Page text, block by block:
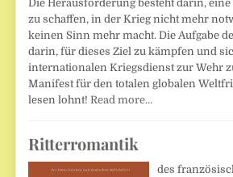
Die Herausforderung besteht darin,
zu schaffen, in der Krieg nicht mehr
keinen Sinn mehr macht. Die Aufgabe
darin, für dieses Ziel zu kämpfen und
internationalen Kriegsdienst zur Wehr
Manifest für den totalen globalen
lesen lohnt!Read more…
Ritterromantik
des